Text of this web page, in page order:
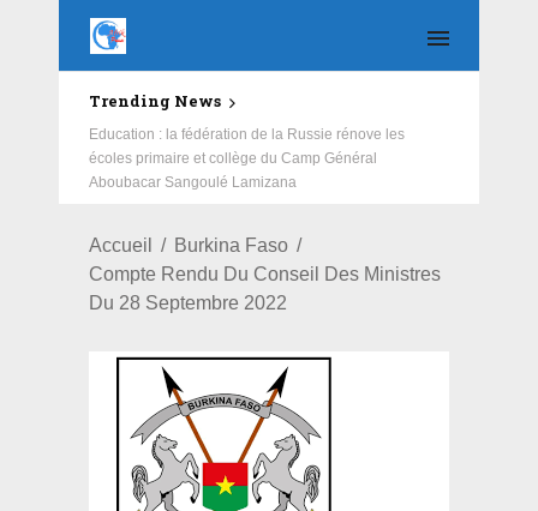
Trending News
Education : la fédération de la Russie rénove les
écoles primaire et collège du Camp Général
Aboubacar Sangoulé Lamizana
Accueil
Burkina Faso
Compte Rendu Du Conseil Des Ministres
Du 28 Septembre 2022